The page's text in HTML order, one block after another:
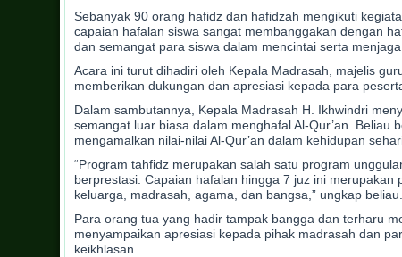
Sebanyak 90 orang hafidz dan hafidzah mengikuti
capaian hafalan siswa sangat membanggakan dengan
dan semangat para siswa dalam mencintai serta menjaga
Acara ini turut dihadiri oleh Kepala Madrasah, majelis
memberikan dukungan dan apresiasi kepada para
Dalam sambutannya, Kepala Madrasah H. Ikhwindri
semangat luar biasa dalam menghafal Al-Qur’an.
mengamalkan nilai-nilai Al-Qur’an dalam kehidupan
“Program tahfidz merupakan salah satu program
berprestasi. Capaian hafalan hingga 7 juz ini
keluarga, madrasah, agama, dan bangsa,” ungkap beliau.
Para orang tua yang hadir tampak bangga dan terharu
menyampaikan apresiasi kepada pihak madrasah dan
keikhlasan.